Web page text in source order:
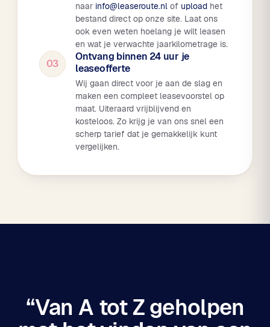
naar info@leaseroute.nl of upload het
bestand direct op onze site. Laat ons
ook even weten hoelang je wilt leasen
en wat je verwachte jaarkilometrage is.
03
Ontvang binnen 24 uur je
leaseofferte
Wij gaan direct voor je aan de slag en
maken een compleet leasevoorstel op
maat. Uiteraard vrijblijvend en
kosteloos. Zo krijg je van ons snel een
scherp tarief dat je gemakkelijk kunt
vergelijken.
“Van A tot Z geholpen